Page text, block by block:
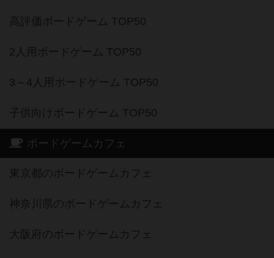
高評価ボードゲーム TOP50
2人用ボードゲーム TOP50
3～4人用ボードゲーム TOP50
子供向けボードゲーム TOP50
ボードゲームカフェ
東京都のボードゲームカフェ
神奈川県のボードゲームカフェ
大阪府のボードゲームカフェ